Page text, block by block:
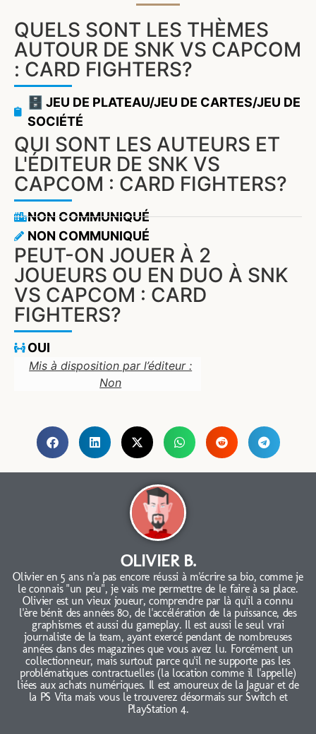
QUELS SONT LES THÈMES
AUTOUR DE SNK VS CAPCOM
: CARD FIGHTERS?
🗄️ JEU DE PLATEAU/JEU DE CARTES/JEU DE
SOCIÉTÉ
QUI SONT LES AUTEURS ET
L'ÉDITEUR DE SNK VS
CAPCOM : CARD FIGHTERS?
NON COMMUNIQUÉ
NON COMMUNIQUÉ
PEUT-ON JOUER À 2
JOUEURS OU EN DUO À SNK
VS CAPCOM : CARD
FIGHTERS?
OUI
Mis à disposition par l’éditeur :
Non
OLIVIER B.
Olivier en 5 ans n'a pas encore réussi à m'écrire sa bio, comme je
le connais "un peu", je vais me permettre de le faire à sa place.
Olivier est un vieux joueur, comprendre par là qu'il a connu
l'ère bénit des années 80, de l'accélération de la puissance, des
graphismes et aussi du gameplay. Il est aussi le seul vrai
journaliste de la team, ayant exercé pendant de nombreuses
années dans des magazines que vous avez lu. Forcément un
collectionneur, mais surtout parce qu'il ne supporte pas les
problématiques contractuelles (la location comme il l'appelle)
liées aux achats numériques. Il est amoureux de la Jaguar et de
la PS Vita mais vous le trouverez désormais sur Switch et
PlayStation 4.